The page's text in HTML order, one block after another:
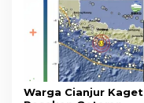
Warga Cianjur Kaget